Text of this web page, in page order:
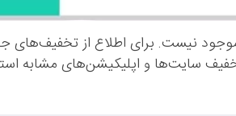
نیست. برای اطلاع از تخفیف‌های
سایت‌ها و اپلیکیشن‌های مشابه